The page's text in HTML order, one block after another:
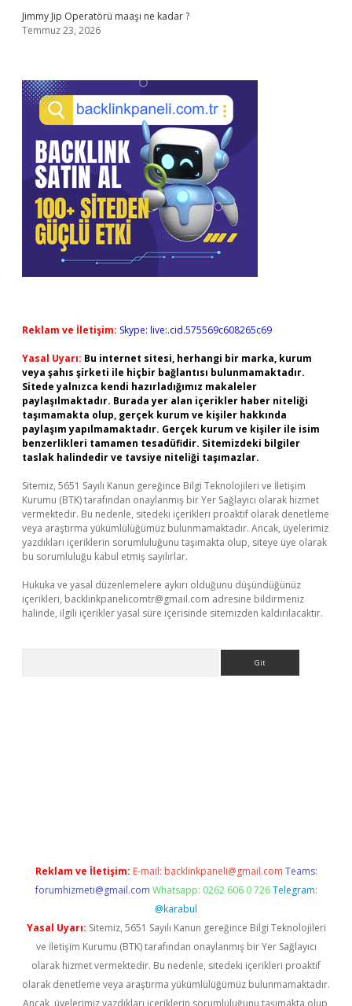
Jimmy Jip Operatörü maaşı ne kadar ?
Temmuz 23, 2026
Reklam ve İletişim: Skype: live:.cid.575569c608265c69
Yasal Uyarı: Bu internet sitesi, herhangi bir marka, kurum
veya şahıs şirketi ile hiçbir bağlantısı bulunmamaktadır.
Sitede yalnızca kendi hazırladığımız makaleler
paylaşılmaktadır. Burada yer alan içerikler haber niteliği
taşımamakta olup, gerçek kurum ve kişiler hakkında
paylaşım yapılmamaktadır. Gerçek kurum ve kişiler ile isim
benzerlikleri tamamen tesadüfidir. Sitemizdeki bilgiler
taslak halindedir ve tavsiye niteliği taşımazlar.
Sitemiz, 5651 Sayılı Kanun gereğince Bilgi Teknolojileri ve İletişim
Kurumu (BTK) tarafından onaylanmış bir Yer Sağlayıcı olarak hizmet
vermektedir. Bu nedenle, sitedeki içerikleri proaktif olarak denetleme
veya araştırma yükümlülüğümüz bulunmamaktadır. Ancak, üyelerimiz
yazdıkları içeriklerin sorumluluğunu taşımakta olup, siteye üye olarak
bu sorumluluğu kabul etmiş sayılırlar.
Hukuka ve yasal düzenlemelere aykırı olduğunu düşündüğünüz
içerikleri, backlinkpanelicomtr@gmail.com adresine bildirmeniz
halinde, ilgili içerikler yasal süre içerisinde sitemizden kaldırılacaktır.
Reklam ve İletişim: E-mail: backlinkpaneli@gmail.com Teams:
forumhizmeti@gmail.com Whatsapp: 0262 606 0 726 Telegram:
@karabul
Yasal Uyarı: Sitemiz, 5651 Sayılı Kanun gereğince Bilgi Teknolojileri
ve İletişim Kurumu (BTK) tarafından onaylanmış bir Yer Sağlayıcı
olarak hizmet vermektedir. Bu nedenle, sitedeki içerikleri proaktif
olarak denetleme veya araştırma yükümlülüğümüz bulunmamaktadır.
Ancak, üyelerimiz yazdıkları içeriklerin sorumluluğunu taşımakta olup,